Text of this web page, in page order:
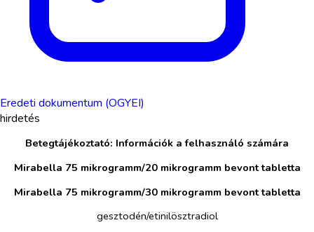
Eredeti dokumentum (OGYEI)
hirdetés
Betegtájékoztató: Információk a felhasználó számára
Mirabella 75 mikrogramm/20 mikrogramm bevont tabletta
Mirabella 75 mikrogramm/30 mikrogramm bevont tabletta
gesztodén/etinilösztradiol